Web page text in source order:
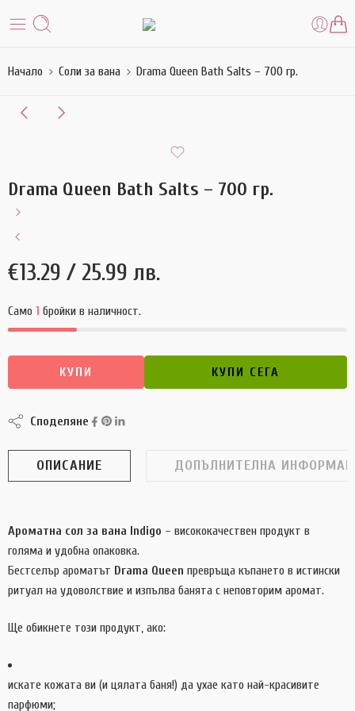
Начало Соли за вана Drama Queen Bath Salts – 700 гр.
Drama Queen Bath Salts – 700 гр.
€13.29 / 25.99 лв.
Само 1 бройки в наличност.
КУПИ КУПИ СЕГА
Споделяне
ОПИСАНИЕ ДОПЪЛНИТЕЛНА
Ароматна сол за вана Indigo – висококачествен продукт в
голяма и удобна опаковка.
Бестселър ароматът Drama Queen превръща къпането в истински
ритуал на удоволствие и изпълва банята с неповторим аромат.
Ще обикнете този продукт, ако:
искате кожата ви (и цялата баня!) да ухае като най-красивите
парфюми;